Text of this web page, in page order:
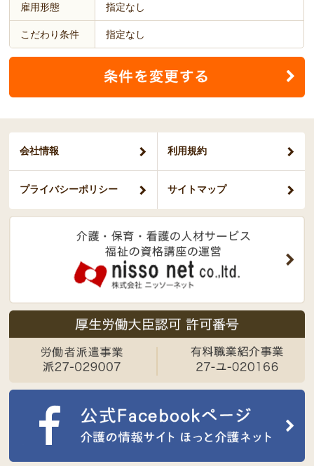
雇用形態 指定なし
こだわり条件 指定なし
会社情報 利用規約
プライバシーポリシー サイトマップ